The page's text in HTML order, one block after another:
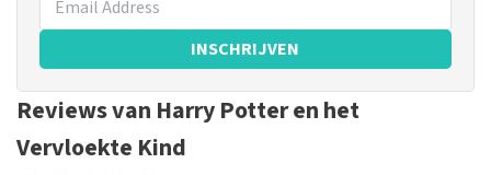
INSCHRIJVEN
Reviews van Harry Potter en het
Vervloekte Kind